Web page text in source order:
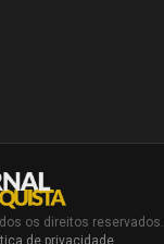
os direitos reservados.
de privacidade